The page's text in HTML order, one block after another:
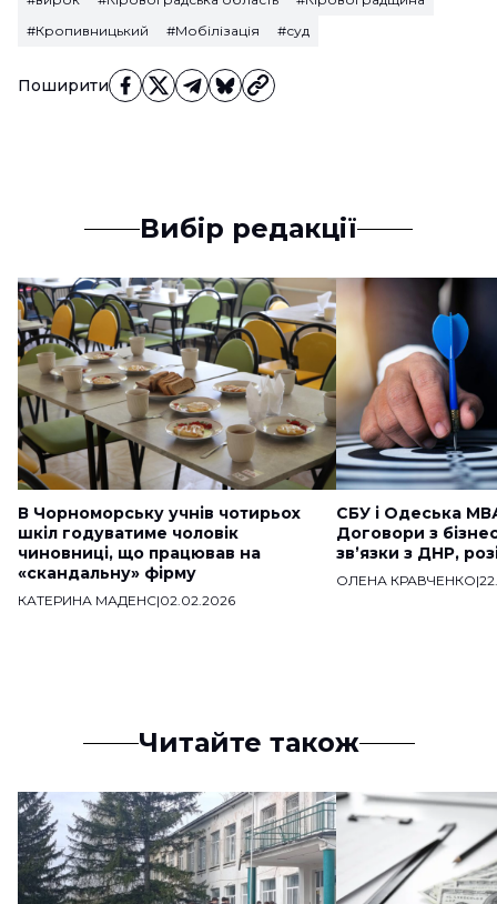
Поширити
#Кропивницький
#Мобілізація #суд
Вибір редакції
В Чорноморську учнів чотирьох
шкіл годуватиме чоловік
чиновниці, що працював на
«скандальну» фірму
КАТЕРИНА МАДЕНС|02.02.2026
СБУ і Одеська
Договори з
звʼязки з ДНР,
ОЛЕНА КРАВЧЕНКО|
Читайте також